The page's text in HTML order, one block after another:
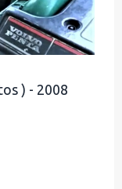
) - 2008